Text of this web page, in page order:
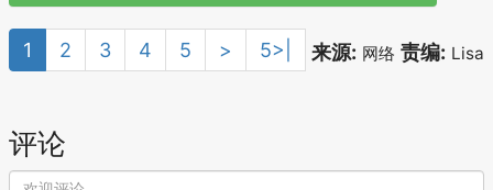
1 2 3 4 5 > 5>| 来源: 网络 责编: Lisa
评论